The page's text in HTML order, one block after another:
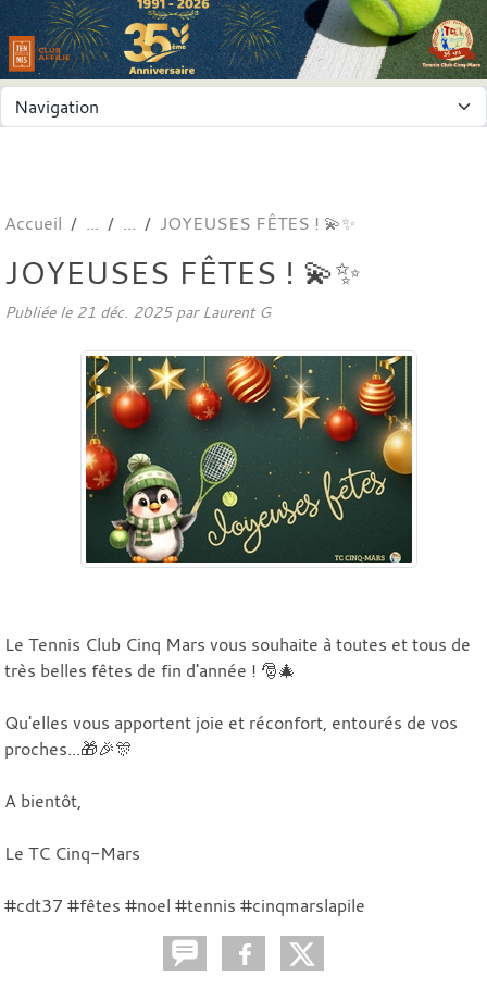
Accueil JOYEUSES FÊTES ! 💫✨
JOYEUSES FÊTES ! 💫✨
Publiée le 21 déc. 2025par Laurent G
Le Tennis Club Cinq Mars vous souhaite à toutes et tous de
très belles fêtes de fin d'année ! 🎅🎄
Qu'elles vous apportent joie et réconfort, entourés de vos
proches...🎁🎉🎊
A bientôt,
Le TC Cinq-Mars
#cdt37 #fêtes #noel #tennis #cinqmarslapile
Panneau de gestion des cookies